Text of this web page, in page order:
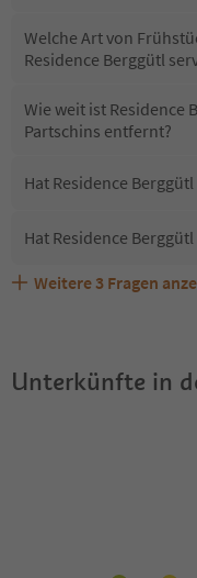
Welche Art von
Residence Berggütl
Wie weit ist Residence
Partschins entfernt?
Hat Residence
Hat Residence
Sind Haustiere in der
Welche Services bietet
Erhalten die Gäste von
Weitere 3 Fragen
Unterkünfte in